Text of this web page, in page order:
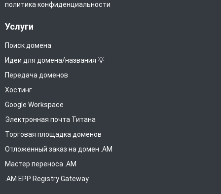
политика конфиденциальности
Услуги
Поиск домена
Идеи для домена/названия 💡
Передача доменов
Хостинг
Google Workspace
Электронная почта Титана
Торговая площадка доменов
Отложенный заказ на домен .AM
Мастер переноса .AM
.AM EPP Registry Gateway